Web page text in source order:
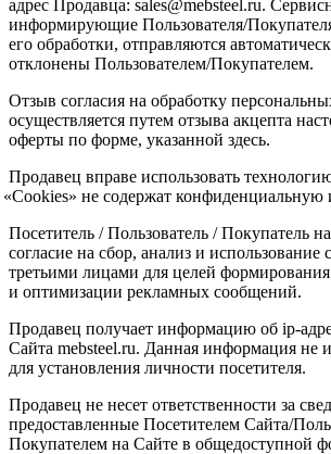
адрес Продавца: sales@mebsteel.ru.
информирующие Пользователя/Покупателя
его обработки, отправляются
отклонены Пользователем/Покупателем.
Отзыв согласия на обработку
осуществляется путем отзыва акцепта
оферты по форме, указанной здесь.
Продавец вправе использовать
«Cookies» не содержат
Посетитель / Пользователь / Покупатель
согласие на сбор, анализ и использование
третьими лицами для целей формирования
и оптимизации рекламных сообщений.
Продавец получает информацию об ip-
Сайта mebsteel.ru. Данная информация не
для установления личности посетителя.
Продавец не несет ответственности за
предоставленные Посетителем Сайта/
Покупателем на Сайте в общедоступной